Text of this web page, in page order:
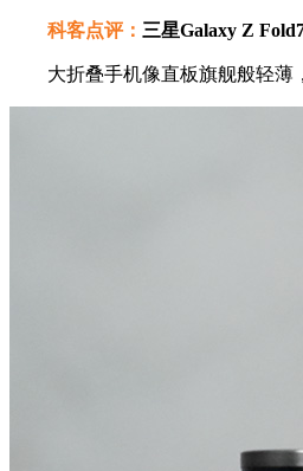
科客点评： 三星Galaxy Z
大折叠手机像直板旗舰般轻薄，